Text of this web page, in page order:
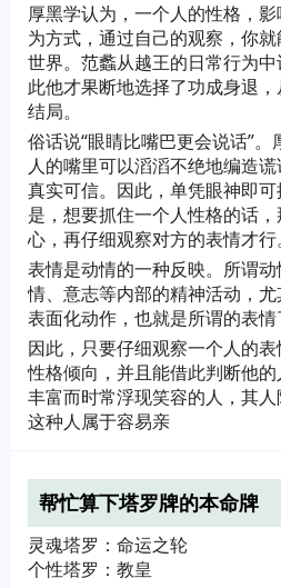
厚黑学认为，一个人的性格，
为方式，通过自己的观察，你
世界。范蠡从越王的日常行为
此他才果断地选择了功成身退
结局。
俗话说“眼睛比嘴巴更会说话”
人的嘴里可以滔滔不绝地编造
真实可信。因此，单凭眼神即
是，想要抓住一个人性格的话
心，再仔细观察对方的表情才行。
表情是动情的一种反映。所谓
情、意志等内部的精神活动，
表面化动作，也就是所谓的表情
因此，只要仔细观察一个人的
性格倾向，并且能借此判断他
丰富而时常浮现笑容的人，其人
这种人属于容易亲
帮忙算下塔罗牌的本命牌
灵魂塔罗：命运之轮
个性塔罗：教皇